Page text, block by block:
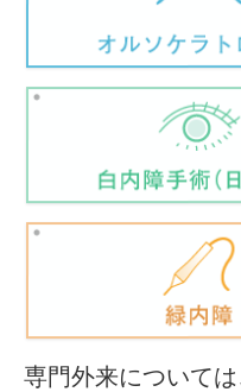
専門外来については